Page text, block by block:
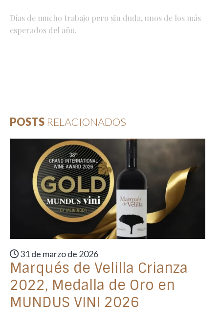
Días de mucho trabajo pero sin duda, unos de los más
esperados del año.⁣
POSTS RELACIONADOS
31 de marzo de 2026
Marqués de Velilla Crianza
2022, Medalla de Oro en
MUNDUS VINI 2026